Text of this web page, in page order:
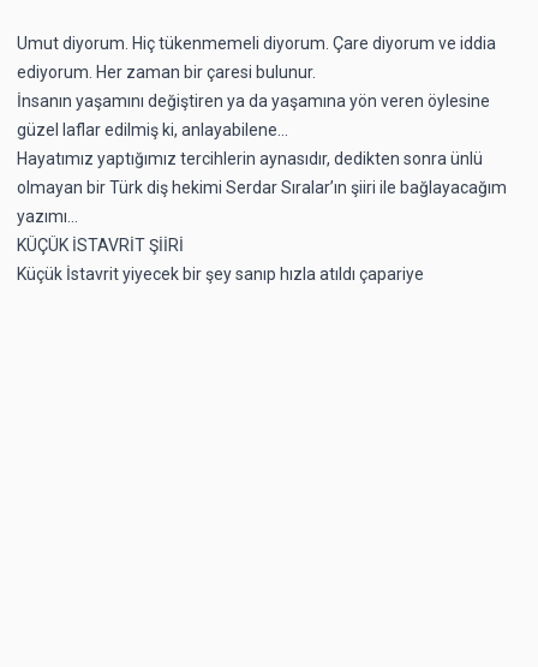
Umut diyorum. Hiç tükenmemeli diyorum. Çare diyorum ve iddia
ediyorum. Her zaman bir çaresi bulunur.
İnsanın yaşamını değiştiren ya da yaşamına yön veren öylesine
güzel laflar edilmiş ki, anlayabilene…
Hayatımız yaptığımız tercihlerin aynasıdır, dedikten sonra ünlü
olmayan bir Türk diş hekimi Serdar Sıralar’ın şiiri ile bağlayacağım
yazımı…
KÜÇÜK İSTAVRİT ŞİİRİ
Küçük İstavrit yiyecek bir şey sanıp hızla atıldı çapariye